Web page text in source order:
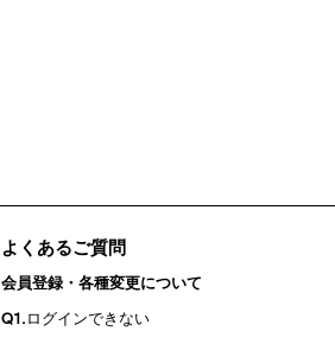
よくあるご質問
会員登録・各種変更について
Q1. ログインできない